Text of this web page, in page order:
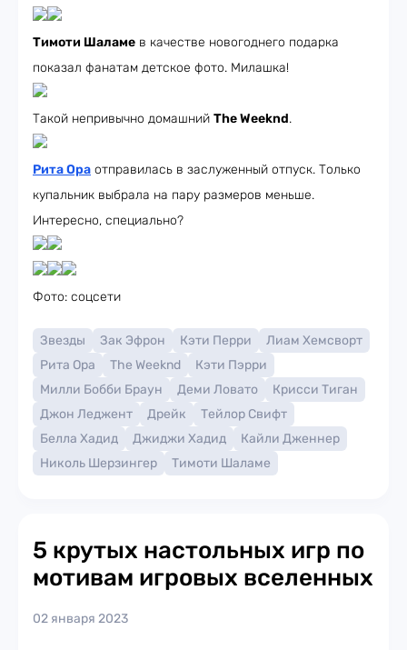
Тимоти Шаламе в качестве новогоднего подарка
показал фанатам детское фото. Милашка!
Такой непривычно домашний The Weeknd.
Рита Ора отправилась в заслуженный отпуск. Только
купальник выбрала на пару размеров меньше.
Интересно, специально?
Фото: соцсети
Звезды Зак Эфрон Кэти Перри
Лиам Хемсворт
Рита Ора
The Weeknd
Кэти Пэрри
Милли Бобби Браун
Деми Ловато
Крисси Тиган
Джон Леджент
Дрейк
Тейлор Свифт
Белла Хадид
Джиджи Хадид
Кайли Дженнер
Николь Шерзингер
Тимоти Шаламе
5 крутых настольных игр по
мотивам игровых вселенных
02 января 2023